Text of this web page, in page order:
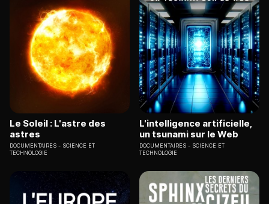
Le Soleil : L'astre des
astres
DOCUMENTAIRES
SCIENCE ET
TECHNOLOGIE
L'intelligence artificielle,
un tsunami sur le Web
DOCUMENTAIRES
SCIENCE ET
TECHNOLOGIE